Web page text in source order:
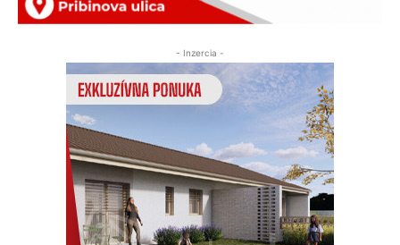
- Inzercia -